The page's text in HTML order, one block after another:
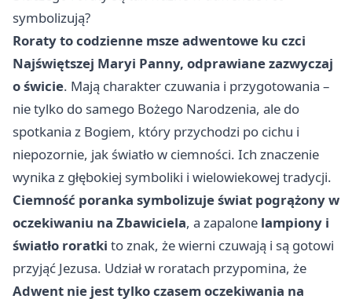
symbolizują?
Roraty to codzienne msze adwentowe ku czci
Najświętszej Maryi Panny, odprawiane zazwyczaj
o świcie. Mają charakter czuwania i przygotowania –
nie tylko do samego Bożego Narodzenia, ale do
spotkania z Bogiem, który przychodzi po cichu i
niepozornie, jak światło w ciemności. Ich znaczenie
wynika z głębokiej symboliki i wielowiekowej tradycji.
Ciemność poranka symbolizuje świat pogrążony w
oczekiwaniu na Zbawiciela, a zapalone lampiony i
światło roratki to znak, że wierni czuwają i są gotowi
przyjąć Jezusa. Udział w roratach przypomina, że
Adwent nie jest tylko czasem oczekiwania na